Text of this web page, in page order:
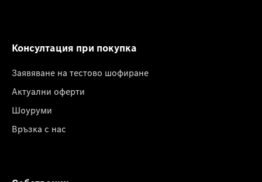
Консултация при покупка
Заявяване на тестово шофиране
Актуални оферти
Шоуруми
Връзка с нас